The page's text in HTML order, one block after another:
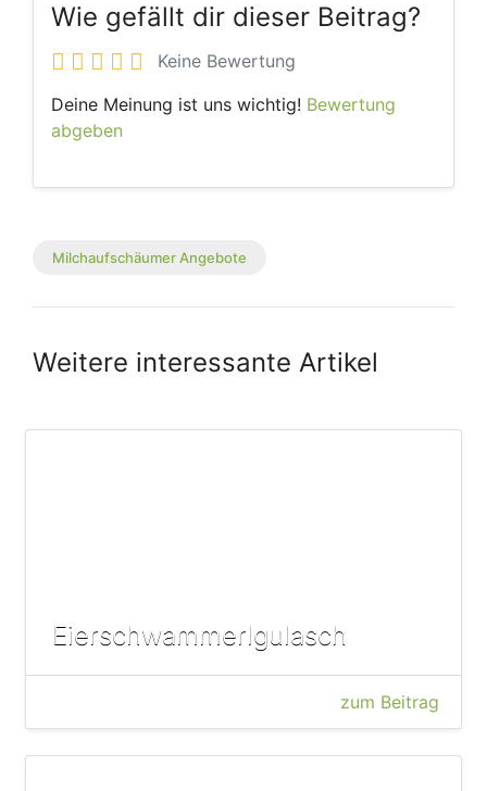
Wie gefällt dir dieser Beitrag?
Keine Bewertung
Deine Meinung ist uns wichtig! Bewertung
abgeben
Milchaufschäumer Angebote
Weitere interessante Artikel
Eierschwammerlgulasch
zum Beitrag